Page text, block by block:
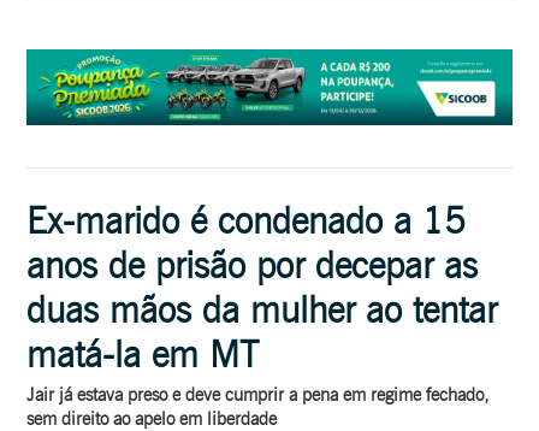
Ex-marido é condenado a 15
anos de prisão por decepar as
duas mãos da mulher ao tentar
matá-la em MT
Jair já estava preso e deve cumprir a pena em regime fechado,
sem direito ao apelo em liberdade